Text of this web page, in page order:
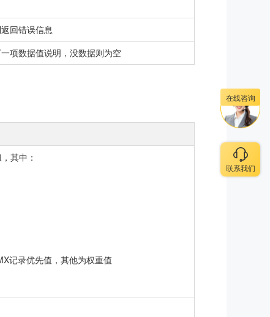
回错误信息
项数据值说明，没数据则为空
其中：
记录优先值，其他为权重值
在线咨询
联系我们